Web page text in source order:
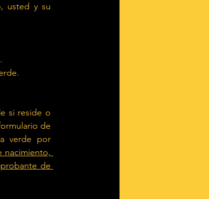
usted y su
si reside o
de
verde por
nacimiento,
de